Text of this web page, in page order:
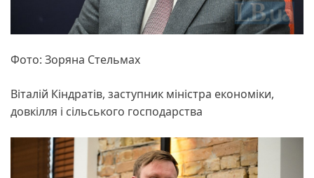
Фото: Зоряна Стельмах
Віталій Кіндратів, заступник міністра економіки,
довкілля і сільського господарства